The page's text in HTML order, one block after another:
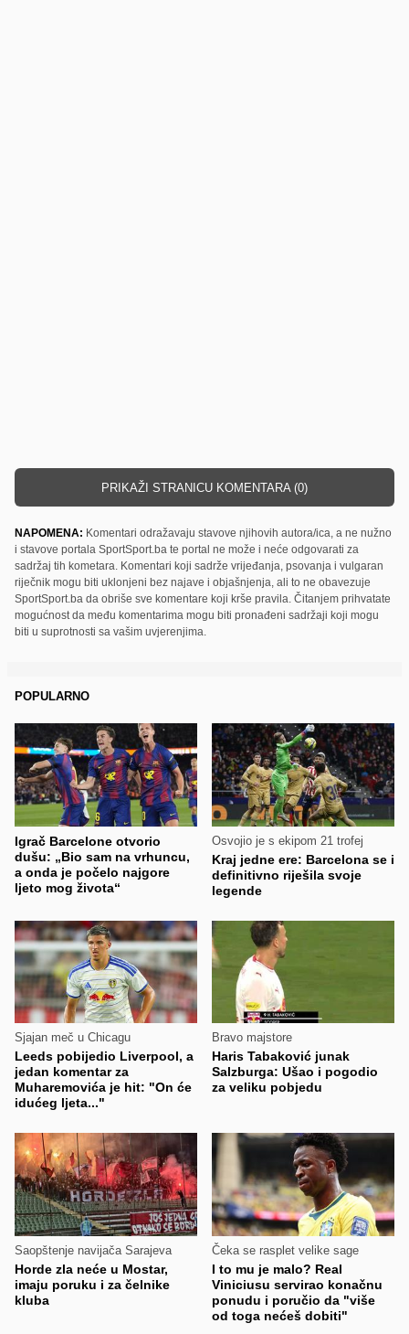
PRIKAŽI STRANICU KOMENTARA (0)
NAPOMENA: Komentari odražavaju stavove njihovih autora/ica, a ne nužno
i stavove portala SportSport.ba te portal ne može i neće odgovarati za
sadržaj tih kometara. Komentari koji sadrže vrijeđanja, psovanja i vulgaran
riječnik mogu biti uklonjeni bez najave i objašnjenja, ali to ne obavezuje
SportSport.ba da obriše sve komentare koji krše pravila. Čitanjem prihvatate
mogućnost da među komentarima mogu biti pronađeni sadržaji koji mogu
biti u suprotnosti sa vašim uvjerenjima.
POPULARNO
Igrač Barcelone otvorio
dušu: „Bio sam na vrhuncu,
a onda je počelo najgore
ljeto mog života“
Osvojio je s ekipom 21 trofej
Kraj jedne ere: Barcelona se i
definitivno riješila svoje
legende
Sjajan meč u Chicagu
Leeds pobijedio Liverpool, a
jedan komentar za
Muharemovića je hit: "On će
idućeg ljeta..."
Bravo majstore
Haris Tabaković junak
Salzburga: Ušao i pogodio
za veliku pobjedu
Saopštenje navijača Sarajeva
Horde zla neće u Mostar,
imaju poruku i za čelnike
kluba
Čeka se rasplet velike sage
I to mu je malo? Real
Viniciusu servirao konačnu
ponudu i poručio da "više
od toga nećeš dobiti"